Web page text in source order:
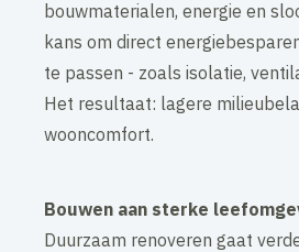
bouwmaterialen, energie en
kans om direct
te passen - zoals isolatie,
Het resultaat: lagere
wooncomfort.
Bouwen aan sterke
Duurzaam renoveren gaat